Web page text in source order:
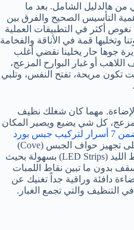
من هالدليل الشامل. بعد ما
التأسيس الصحيح والفرق بين
أكثر في التطبيقات العملية
وتخليها قمة في الأناقة والفخامة
جوها حار يخلينا نقضي أغلب
أو غبار البوارح المزعج،
تكون مريحة، تفتح النفس، وتلبي
مهما كان شغلك نظيف
ومزعج، كل شي يضيع ويصير المكان
إضاءة مخفية روعة ضمن 7 أسرار لتركيب جبس بورد
يعتمد كلياً على تجهيز حواف الجبس (Cove)
بمقاسات دقيقة تسمح بمرور شرائط الليد (LED Strips) بسهولة بحيث
بدون ما تبين نقاط اللمبات
دافئة وراقية جداً تغنيك عن
التنظيف والتي تجمع الغبار.